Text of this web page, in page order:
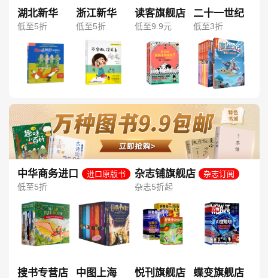
湖北新华
低至5折
浙江新华
低至5折
读客旗舰店
低至9.9元
二十一世纪
低至3折
中华商务进口
图书旗舰店
进口原版书
低至5折
杂志铺旗舰店 杂志订阅
杂志5折起
搜书专营店 中图上海 悦刊旗舰店 蝶变旗舰店